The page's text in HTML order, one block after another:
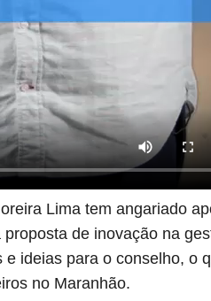
Lima tem angariado
de inovação na
ideias para o conselho, o
no Maranhão.